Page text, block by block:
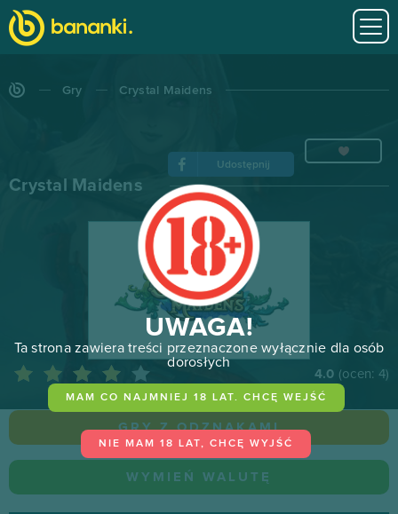
Gry Crystal Maidens
Udostępnij
Crystal Maidens
4.0 (ocen: 4)
GRY Z ODZNAKAMI
WYMIEŃ WALUTĘ
UWAGA!
Ta strona zawiera treści przeznaczone wyłącznie dla osób
dorosłych
MAM CO NAJMNIEJ 18 LAT. CHCĘ WEJŚĆ
NIE MAM 18 LAT, CHCĘ WYJŚĆ